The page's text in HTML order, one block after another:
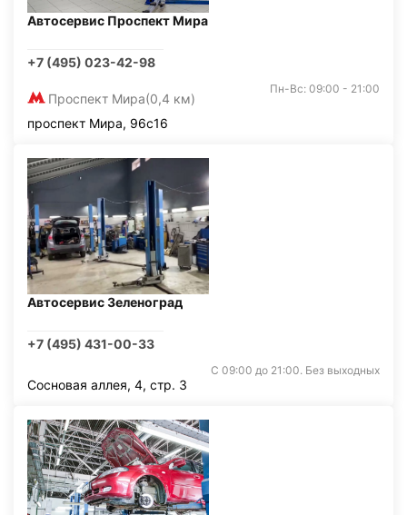
Автосервис Проспект Мира
+7 (495) 023-42-98
Проспект Мира(0,4 км)
Пн-Вс: 09:00 - 21:00
проспект Мира, 96с16
Автосервис Зеленоград
+7 (495) 431-00-33
С 09:00 до 21:00. Без выходных
Сосновая аллея, 4, стр. 3